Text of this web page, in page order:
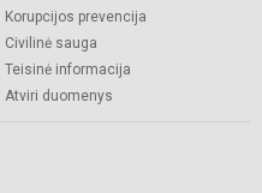
Korupcijos prevencija
Civilinė sauga
Teisinė informacija
Atviri duomenys